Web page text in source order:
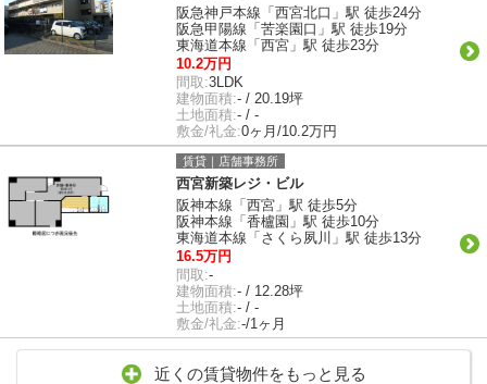
阪急神戸本線「西宮北口」駅 徒歩24分
阪急甲陽線「苦楽園口」駅 徒歩19分
東海道本線「西宮」駅 徒歩23分
10.2万円
間取:3LDK
建物面積:- / 20.19坪
土地面積:- / -
敷金/礼金:0ヶ月/10.2万円
賃貸｜店舗事務所
西宮新築レジ・ビル
阪神本線「西宮」駅 徒歩5分
阪神本線「香櫨園」駅 徒歩10分
東海道本線「さくら夙川」駅 徒歩13分
16.5万円
間取:-
建物面積:- / 12.28坪
土地面積:- / -
敷金/礼金:-/1ヶ月
近くの賃貸物件をもっと見る